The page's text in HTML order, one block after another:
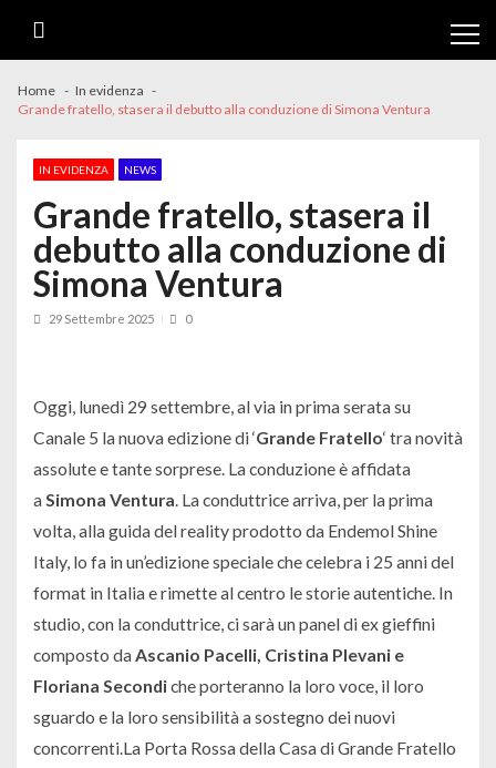
Home
In evidenza
Grande fratello, stasera il debutto alla conduzione di Simona Ventura
IN EVIDENZA NEWS
Grande fratello, stasera il
debutto alla conduzione di
Simona Ventura
29 Settembre 2025 0
Oggi, lunedì 29 settembre, al via in prima serata su
Canale 5 la nuova edizione di ‘Grande Fratello‘ tra novità
assolute e tante sorprese. La conduzione è affidata
aSimona Ventura. La conduttrice arriva, per la prima
volta, alla guida del reality prodotto da Endemol Shine
Italy, lo fa in un’edizione speciale che celebra i 25 anni del
format in Italia e rimette al centro le storie autentiche. In
studio, con la conduttrice, ci sarà un panel di ex gieffini
composto daAscanio Pacelli, Cristina Plevani e
Floriana Secondiche porteranno la loro voce, il loro
sguardo e la loro sensibilità a sostegno dei nuovi
concorrenti.La Porta Rossa della Casa di Grande Fratello